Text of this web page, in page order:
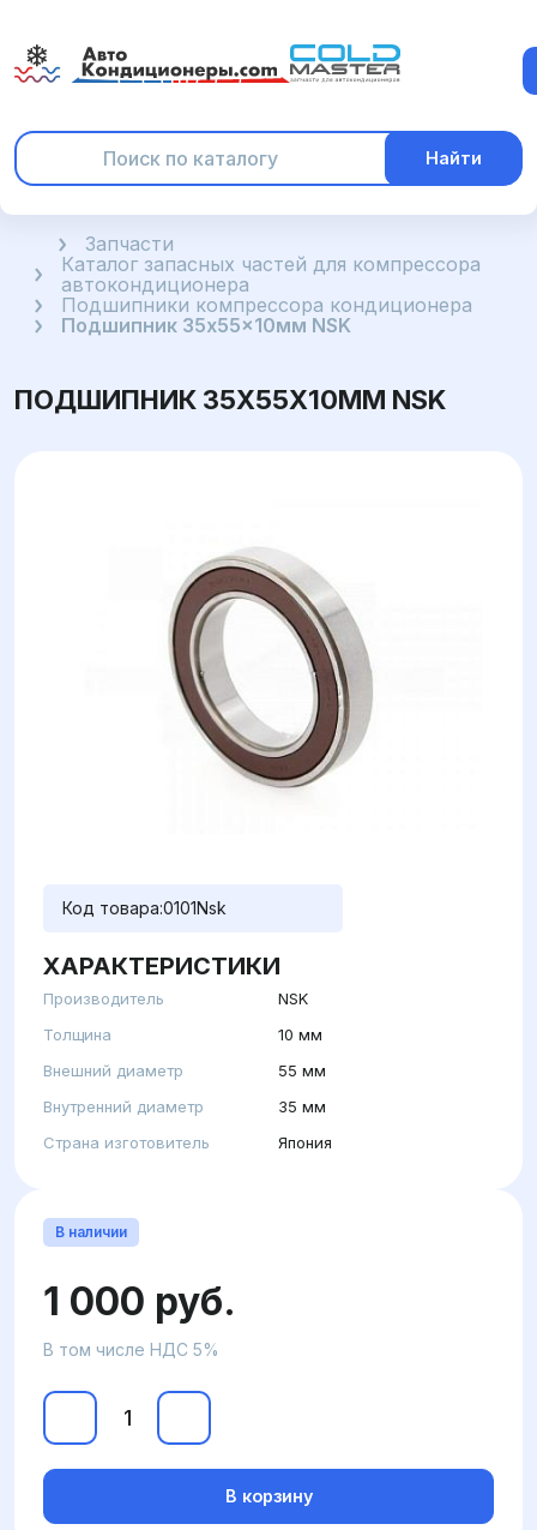
Найти
ГлавнаяЗапчасти
Каталог запасных частей для компрессора
автокондиционера
Подшипники компрессора кондиционера
Подшипник 35x55x10мм NSK
ПОДШИПНИК 35X55X10ММ NSK
Код товара:0101Nsk
ХАРАКТЕРИСТИКИ
Производитель
NSK
Толщина
10 мм
Внешний диаметр
55 мм
Внутренний диаметр
35 мм
Страна изготовитель
Япония
В наличии
1 000 руб.
В том числе НДС 5%
В корзину